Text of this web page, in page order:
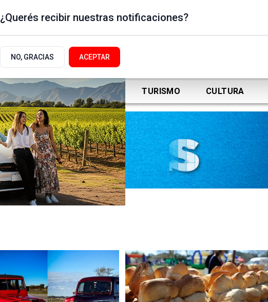
POLÍTICA DEPORTES TURISMO CULTURA
¿Querés recibir nuestras notificaciones?
NO, GRACIAS ACEPTAR